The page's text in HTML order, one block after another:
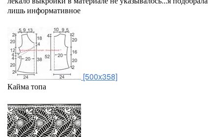
лишь информативное
[500x358]
Кайма топа